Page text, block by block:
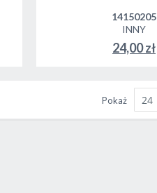
14150205
INNY
24,00 zł
Pokaż